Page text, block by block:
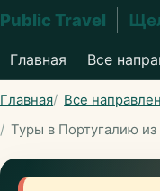
Public Travel
Главная Все
Главная Все
Туры в Португалию